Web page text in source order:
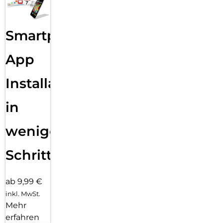
einfach anpassbaren Zifferblättern und einer großen Auswahl
an Armbändern in unterschiedlichen Farben, Stilen und
Smartphone
App
Installation
in
wenigen
Schritten
ab 9,99 €
inkl. MwSt.
Mehr
erfahren